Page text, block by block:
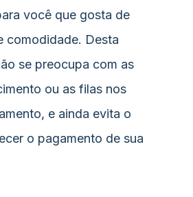
você que gosta de
comodidade. Desta
se preocupa com as
ou as filas nos
e ainda evita o
o pagamento de sua